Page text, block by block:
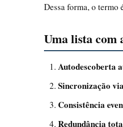
Dessa forma, o termo
Uma lista com
Autodescoberta
Sincronização
Consistência
Redundância